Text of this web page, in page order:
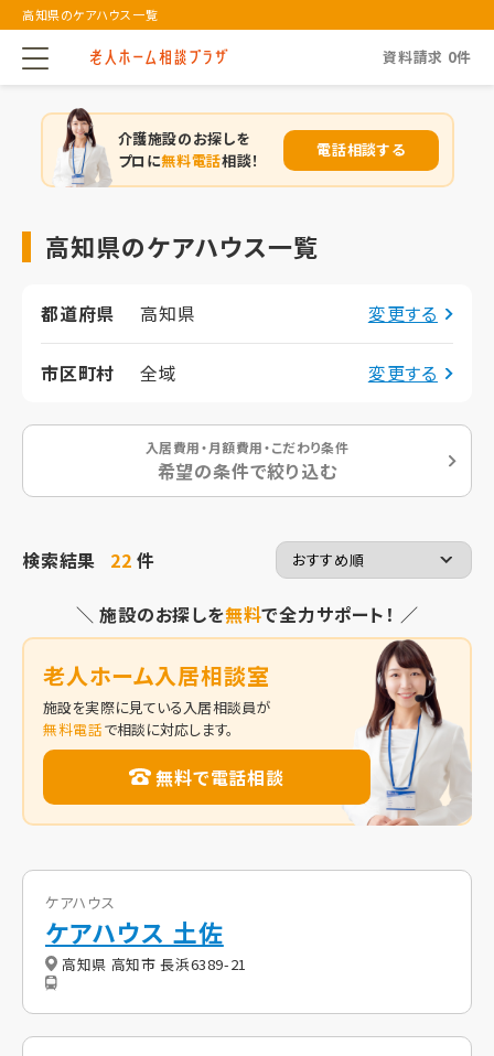
高知県のケアハウス一覧
資料請求 0件
介護施設のお探しを
プロに無料電話相談！
電話相談する
高知県のケアハウス一覧
都道府県 高知県 変更する
市区町村 全域 変更する
入居費用・月額費用・こだわり条件
希望の条件で絞り込む
検索結果 22件
＼ 施設のお探しを無料で全力サポート！ ／
老人ホーム入居相談室
施設を実際に見ている入居相談員が
無料電話で相談に対応します。
無料で電話相談
ケアハウス
ケアハウス 土佐
高知県 高知市 長浜6389-21